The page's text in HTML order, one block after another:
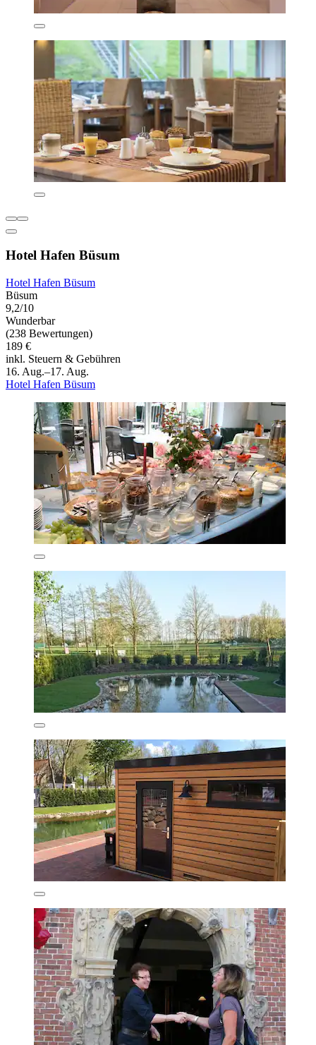
Hotel Hafen Büsum
Hotel Hafen Büsum
Büsum
9,2/10
Wunderbar
(238 Bewertungen)
189 €
inkl. Steuern & Gebühren
16. Aug.–17. Aug.
Hotel Hafen Büsum